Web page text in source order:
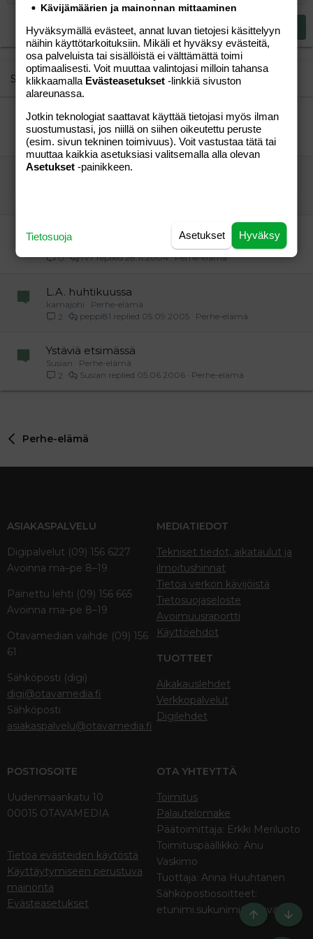
15
18
22
26
Georgia
Tahoma
Times New Roman
Trebuchet MS
Heading 2
Heading 3 Lähetä vastaus
Similar threads
lahtelaisia???
neiti86 Perhe-elämä
0
Perhe-elämä
23.06.2004
neiti86
lahden/orimattilan suunnan äitejä/tulevia äitejä?
Joensuusta heinäkuisia?
Perhe-elämä
0
Perhe-elämä
28.11.2004
rv7
L.A. huhtikuussa
kamajohi
Perhe-elämä
2
Perhe-elämä
05.09.2005
peppi81
Ystäviä etsimässä
Susian
Perhe-elämä
2
Perhe-elämä
05.06.2006
Susian
Perhe-elämä
ASIAKASPALVELU
Digipalvelut (09) 156 6227
Avoinna ma–pe 8–19
Painettu lehti (09) 156 665
Avoinna ma–pe 8–19
Otavamedian vaihde (09) 156
61
Sähköposti (digi)
digi@otavamedia.fi
Sähköposti
asiakaspalvelu@otavamedia.fi
MEDIATIEDOT
Tekniset tiedot, aikataulut ja
ilmoitushinnat
Tietoa verkon kävijöistä
Tietosuojaseloste
Avoimuusraportti
Käyttöehdot
TUOTTEET
Aikakauslehdet
Verkkopalvelut
Digilehdet
POSTIOSOITE
Uudenmaankatu 10
00015 OTAVAMEDIA
Tietoa evästeiden käytöstä
Käyttäytymiseen perustuva
mainonta
Evästeasetukset
OTA YHTEYTTÄ
Toimitus
Palautelomake
Päätoimittaja: Erkki Meriluoto
Toimituspäällikkö: Anu
Vaskimo
Tuottaja: Anna Huuhtanen
Sähköpostiosoitteet:
etunimi.sukunimi@otava.fi
Ylös
Kävijämäärien ja mainonnan mittaaminen
Hyväksymällä evästeet, annat luvan tietojesi käsittelyyn
näihin käyttötarkoituksiin. Mikäli et hyväksy evästeitä,
osa palveluista tai sisällöistä ei välttämättä toimi
optimaalisesti. Voit muuttaa valintojasi milloin tahansa
klikkaamalla Evästeasetukset -linkkiä sivuston
alareunassa.
Jotkin teknologiat saattavat käyttää tietojasi myös ilman
suostumustasi, jos niillä on siihen oikeutettu peruste
(esim. sivun tekninen toimivuus). Voit vastustaa tätä tai
muuttaa kaikkia asetuksiasi valitsemalla alla olevan
Asetukset -painikkeen.
Hyväksy
Asetukset
Tietosuoja